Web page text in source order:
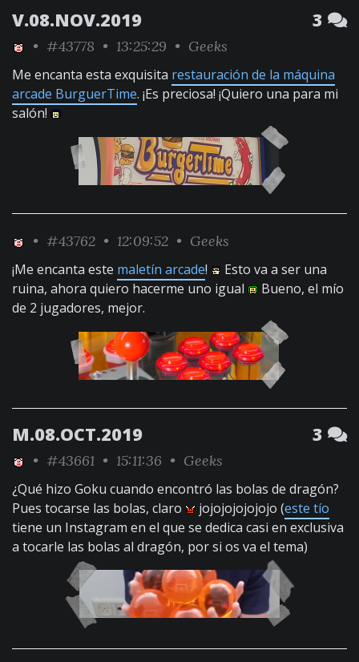
V.08.NOV.2019 3
• #43778 • 13:25:29 • Geeks
Me encanta esta exquisita restauración de la máquina
arcade BurguerTime. ¡Es preciosa! ¡Quiero una para mi
salón!
• #43762 • 12:09:52 • Geeks
¡Me encanta este maletín arcade!
Esto va a ser una
ruina, ahora quiero hacerme uno igual
Bueno, el mío
de 2 jugadores, mejor.
M.08.OCT.2019 3
• #43661 • 15:11:36 • Geeks
¿Qué hizo Goku cuando encontró las bolas de dragón?
Pues tocarse las bolas, claro
jojojojojojojo (este tío
tiene un Instagram en el que se dedica casi en exclusiva
a tocarle las bolas al dragón, por si os va el tema)